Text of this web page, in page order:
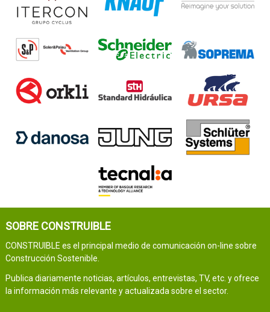
SOBRE CONSTRUIBLE
CONSTRUIBLE es el principal medio de comunicación on-line sobre
Construcción Sostenible.
Publica diariamente noticias, artículos, entrevistas, TV, etc. y ofrece
la información más relevante y actualizada sobre el sector.